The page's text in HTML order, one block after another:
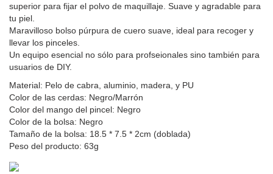
superior para fijar el polvo de maquillaje. Suave y agradable para
tu piel.
Maravilloso bolso púrpura de cuero suave, ideal para recoger y
llevar los pinceles.
Un equipo esencial no sólo para profseionales sino también para
usuarios de DIY.
Material: Pelo de cabra, aluminio, madera, y PU
Color de las cerdas: Negro/Marrón
Color del mango del pincel: Negro
Color de la bolsa: Negro
Tamaño de la bolsa: 18.5 * 7.5 * 2cm (doblada)
Peso del producto: 63g